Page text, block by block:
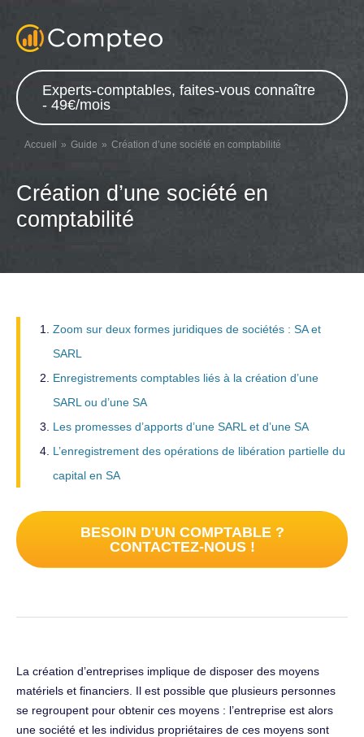
Experts-comptables, faites-vous connaître
- 49€/mois
Accueil Guide Création d’une société en comptabilité
Création d’une société en
comptabilité
Zoom sur deux formes juridiques de sociétés : SA et
SARL
Enregistrements comptables liés à la création d’une
SARL ou d’une SA
Les promesses d’apports d’une SARL et d’une SA
L’enregistrement des opérations de libération partielle du
capital en SA
BESOIN D'UN COMPTABLE ?
CONTACTEZ-NOUS !
La création d’entreprises implique de disposer des moyens
matériels et financiers. Il est possible que plusieurs personnes
se regroupent pour obtenir ces moyens : l’entreprise est alors
une société et les individus propriétaires de ces moyens sont